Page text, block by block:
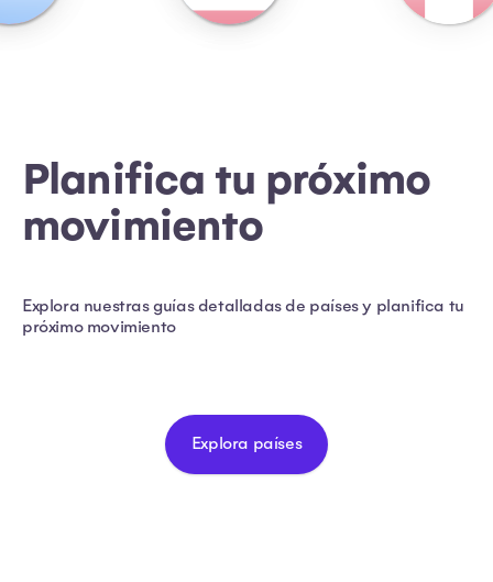
Planifica tu próximo
movimiento
Explora nuestras guías detalladas de países y planifica tu
próximo movimiento
Explora países